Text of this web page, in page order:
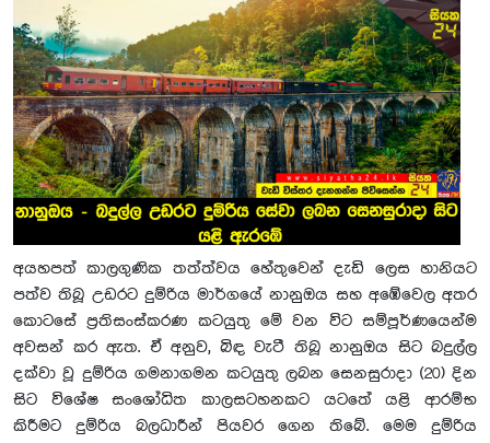
අයහපත් කාලගුණික තත්ත්වය හේතුවෙන් දැඩි ලෙස හානියට
පත්ව තිබූ උඩරට දුම්රිය මාර්ගයේ නානුඔය සහ අඹේවෙල අතර
කොටසේ ප්‍රතිසංස්කරණ කටයුතු මේ වන විට සම්පූර්ණයෙන්ම
අවසන් කර ඇත. ඒ අනුව, බිඳ වැටී තිබූ නානුඔය සිට බදුල්ල
දක්වා වූ දුම්රිය ගමනාගමන කටයුතු ලබන සෙනසුරාදා (20) දින
සිට විශේෂ සංශෝධිත කාලසටහනකට යටතේ යළි ආරම්භ
කිරීමට දුම්රිය බලධාරීන් පියවර ගෙන තිබේ. මෙම දුම්රිය